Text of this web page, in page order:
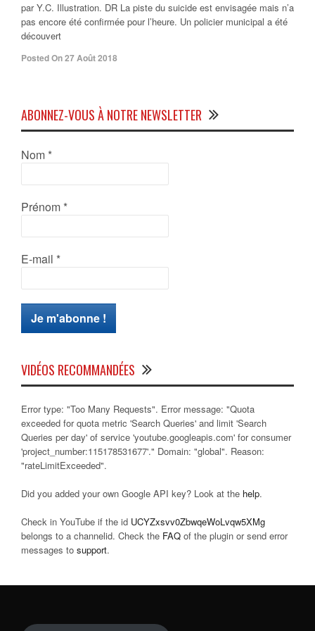
par Y.C. Illustration. DR La piste du suicide est envisagée mais n’a
pas encore été confirmée pour l’heure. Un policier municipal a été
découvert
Posted On 27 Août 2018
ABONNEZ-VOUS À NOTRE NEWSLETTER
Nom *
Prénom *
E-mail *
VIDÉOS RECOMMANDÉES
Error type: "Too Many Requests". Error message: "Quota
exceeded for quota metric 'Search Queries' and limit 'Search
Queries per day' of service 'youtube.googleapis.com' for consumer
'project_number:115178531677'." Domain: "global". Reason:
"rateLimitExceeded".
Did you added your own Google API key? Look at the help.
Check in YouTube if the id UCYZxsvv0ZbwqeWoLvqw5XMg
belongs to a channelid. Check the FAQ of the plugin or send error
messages to support.